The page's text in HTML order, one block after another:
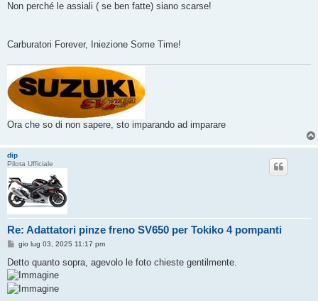
Non perché le assiali ( se ben fatte) siano scarse!
Carburatori Forever, Iniezione Some Time!
Ora che so di non sapere, sto imparando ad imparare
dip
Pilota Ufficiale
Re: Adattatori pinze freno SV650 per Tokiko 4 pompanti
M
s
s
a
g
g
gio lug 03, 2025 11:17 pm
Detto quanto sopra, agevolo le foto chieste gentilmente.